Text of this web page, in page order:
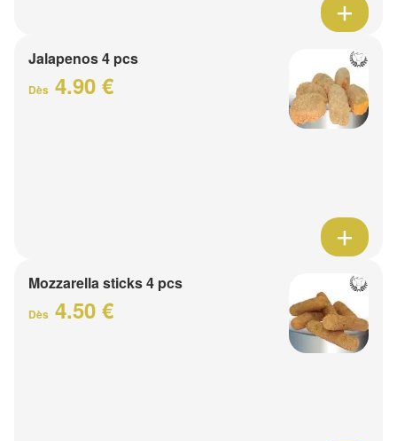
Jalapenos 4 pcs
Dès 4.90 €
Mozzarella sticks 4 pcs
Dès 4.50 €